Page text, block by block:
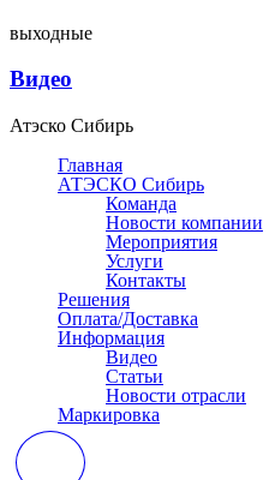
выходные
Видео
Атэско Сибирь
Главная
АТЭСКО Сибирь
Команда
Новости компании
Мероприятия
Услуги
Контакты
Решения
Оплата/Доставка
Информация
Видео
Статьи
Новости отрасли
Маркировка